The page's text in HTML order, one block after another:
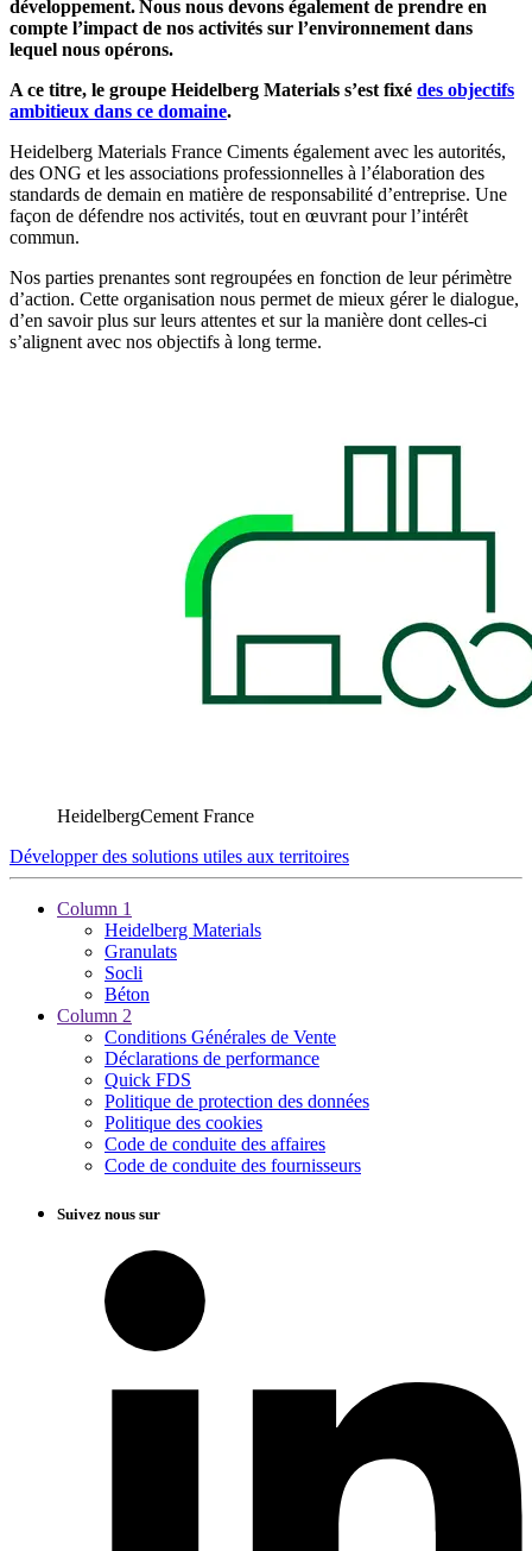
développement. Nous nous devons également de prendre en
compte l’impact de nos activités sur l’environnement dans
lequel nous opérons.
A ce titre, le groupe Heidelberg Materials s’est fixé des objectifs
ambitieux dans ce domaine.
Heidelberg Materials France Ciments également avec les autorités,
des ONG et les associations professionnelles à l’élaboration des
standards de demain en matière de responsabilité d’entreprise. Une
façon de défendre nos activités, tout en œuvrant pour l’intérêt
commun.
Nos parties prenantes sont regroupées en fonction de leur périmètre
d’action. Cette organisation nous permet de mieux gérer le dialogue,
d’en savoir plus sur leurs attentes et sur la manière dont celles-ci
s’alignent avec nos objectifs à long terme.
HeidelbergCement France
Développer des solutions utiles aux territoires
Column 1
Heidelberg Materials
Granulats
Socli
Béton
Column 2
Conditions Générales de Vente
Déclarations de performance
Quick FDS
Politique de protection des données
Politique des cookies
Code de conduite des affaires
Code de conduite des fournisseurs
Suivez nous sur